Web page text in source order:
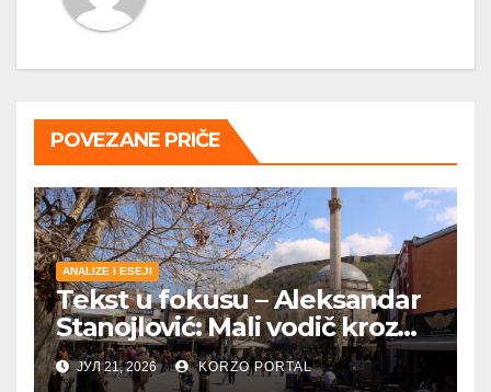
POVEZANE PRIČE
ANALIZE I ESEJI
Tekst u fokusu – Aleksandar
Stanojlović: Mali vodič kroz
Metohiju
ЈУЛ 21, 2026 KORZO PORTAL